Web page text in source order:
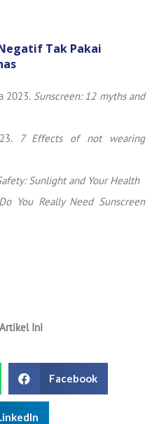
Tak Pakai
2023. Sunscreen: 12 myths and
7 Effects of not wearing
Sunlight and Your Health
Do You Really Need Sunscreen
Ini
Facebook